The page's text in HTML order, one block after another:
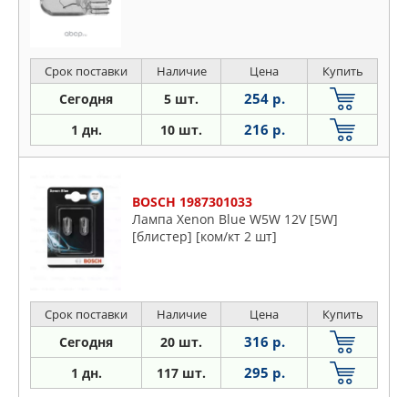
Срок поставки Наличие Цена Купить
Сегодня 5 шт. 254 р.
1 дн. 10 шт. 216 р.
BOSCH 1987301033
Лампа Xenon Blue W5W 12V [5W]
[блистер] [ком/кт 2 шт]
Срок поставки Наличие Цена Купить
Сегодня 20 шт. 316 р.
1 дн. 117 шт. 295 р.